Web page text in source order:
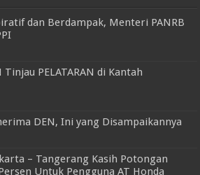
dan Berdampak, Menteri PANRB
PELATARAN di Kantah
DEN, Ini yang Disampaikannya
– Tangerang Kasih Potongan
Untuk Pengguna AT Honda